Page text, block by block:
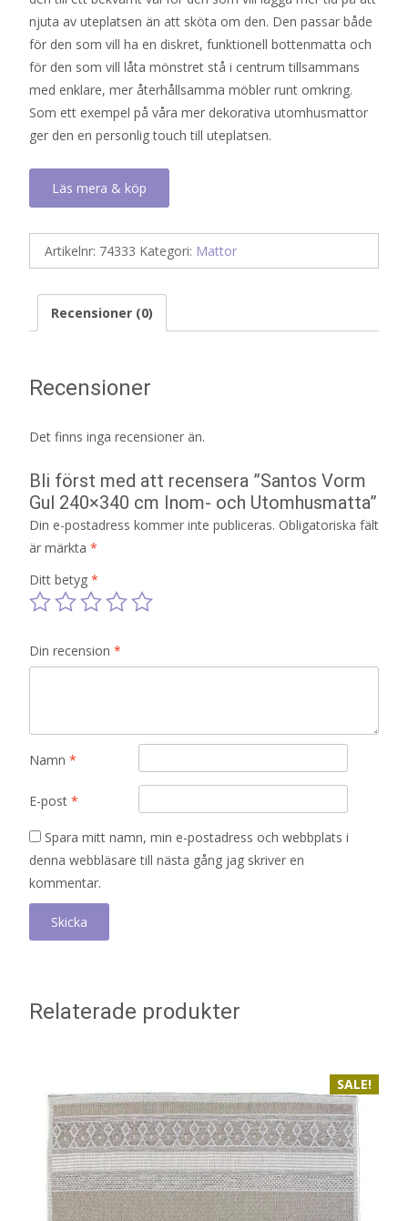
njuta av uteplatsen än att sköta om den. Den passar både
för den som vill ha en diskret, funktionell bottenmatta och
för den som vill låta mönstret stå i centrum tillsammans
med enklare, mer återhållsamma möbler runt omkring.
Som ett exempel på våra mer dekorativa utomhusmattor
ger den en personlig touch till uteplatsen.
Läs mera & köp
Artikelnr: 74333 Kategori: Mattor
Recensioner (0)
Recensioner
Det finns inga recensioner än.
Bli först med att recensera ”Santos Vorm
Gul 240×340 cm Inom- och Utomhusmatta”
Din e-postadress kommer inte publiceras. Obligatoriska fält
är märkta *
Ditt betyg *
Din recension *
Namn *
E-post *
Spara mitt namn, min e-postadress och webbplats i
denna webbläsare till nästa gång jag skriver en
kommentar.
Relaterade produkter
SALE!